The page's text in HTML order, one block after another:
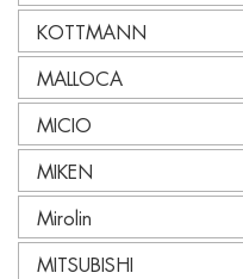
KOTTMANN
MALLOCA
MICIO
MIKEN
Mirolin
MITSUBISHI